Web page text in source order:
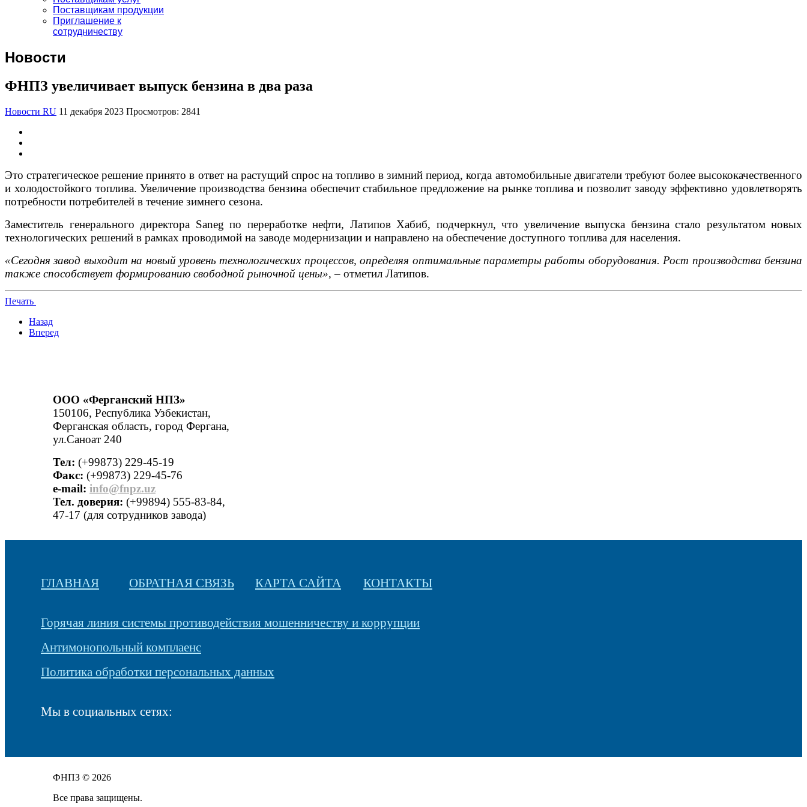
Поставщикам продукции
Приглашение к
сотрудничеству
Новости
ФНПЗ увеличивает выпуск бензина в два раза
Новости RU 11 декабря 2023 Просмотров: 2841
Это стратегическое решение принято в ответ на растущий спрос на топливо в зимний период, когда автомобильные двигатели требуют более высококачественного
и холодостойкого топлива. Увеличение производства бензина обеспечит стабильное предложение на рынке топлива и позволит заводу эффективно удовлетворять
потребности потребителей в течение зимнего сезона.
Заместитель генерального директора Saneg по переработке нефти, Латипов Хабиб, подчеркнул, что увеличение выпуска бензина стало результатом новых
технологических решений в рамках проводимой на заводе модернизации и направлено на обеспечение доступного топлива для населения.
«Сегодня завод выходит на новый уровень технологических процессов, определяя оптимальные параметры работы оборудования. Рост производства бензина
также способствует формированию свободной рыночной цены», – отметил Латипов.
Печать
Назад
Вперед
ООО «Ферганский НПЗ»
150106, Республика Узбекистан,
Ферганская область, город Фергана,
ул.Саноат 240
Тел: (+99873) 229-45-19
Факс: (+99873) 229-45-76
е-mail: info@fnpz.uz
Тел. доверия: (+99894) 555-83-84,
47-17 (для сотрудников завода)
ГЛАВНАЯ ОБРАТНАЯ СВЯЗЬ КАРТА САЙТА КОНТАКТЫ
Горячая линия системы противодействия мошенничеству и коррупции
Антимонопольный комплаенс
Политика обработки персональных данных
Мы в социальных сетях:
ФНПЗ © 2026
Все права защищены.